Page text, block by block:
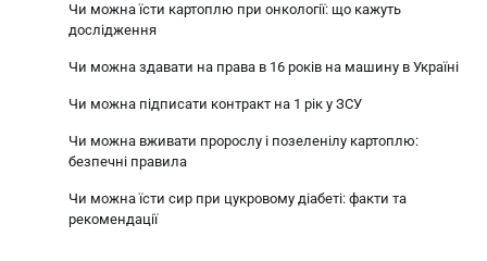
Чи можна їсти картоплю при онкології: що кажуть
дослідження
Чи можна здавати на права в 16 років на машину в Україні
Чи можна підписати контракт на 1 рік у ЗСУ
Чи можна вживати пророслу і позеленілу картоплю:
безпечні правила
Чи можна їсти сир при цукровому діабеті: факти та
рекомендації